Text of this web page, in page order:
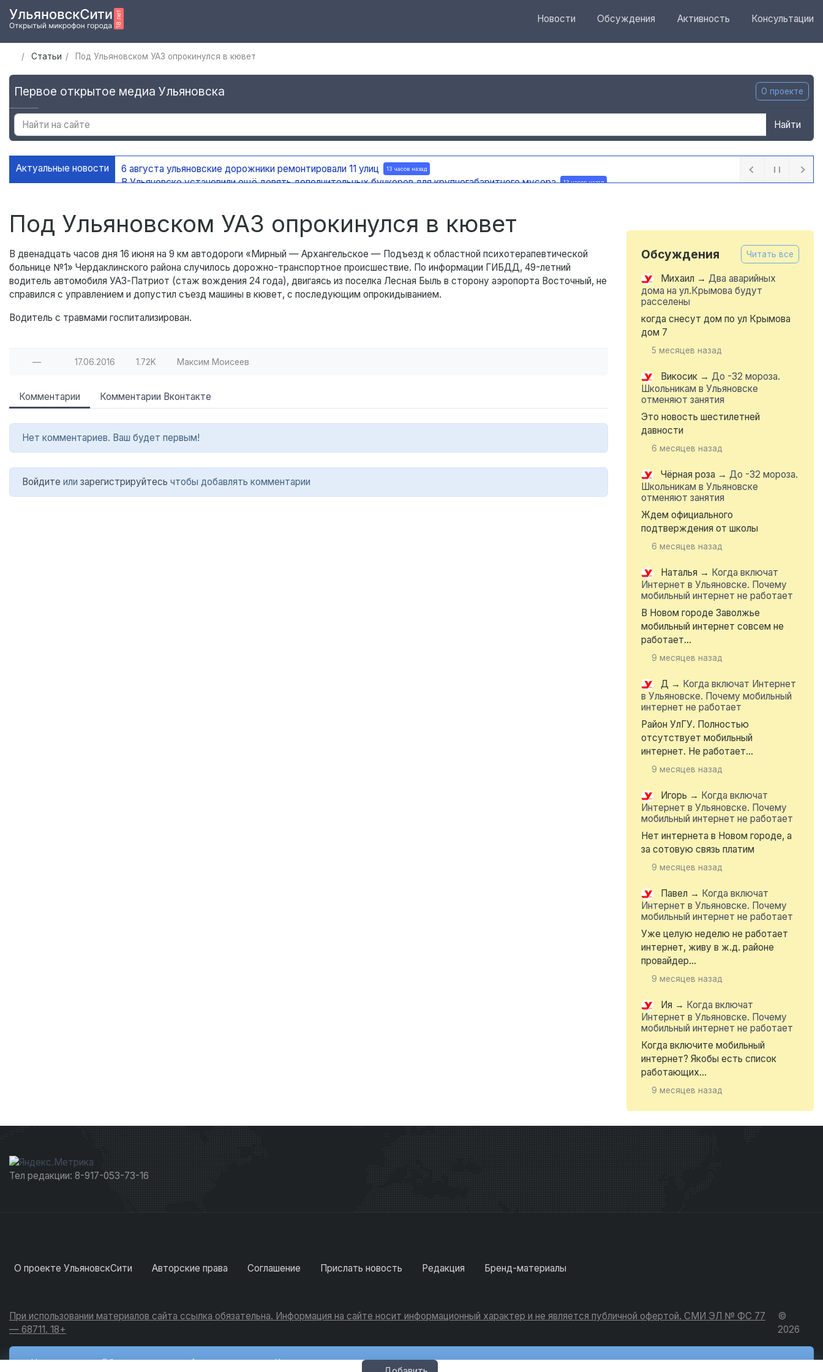
Новости Обсуждения Активность Консультации
Статьи Под Ульяновском УАЗ опрокинулся в кювет
Первое открытое медиа Ульяновска О проекте
Найти
Актуальные новости 6 августа ульяновские дорожники ремонтировали 11 улиц 13 часов назад
В Ульяновске установили ещё девять дополнительных бункеров для крупногабаритного мусора 13 часов назад
Под Ульяновском УАЗ опрокинулся в кювет
В двенадцать часов дня 16 июня на 9 км автодороги «Мирный — Архангельское — Подъезд к областной психотерапевтической
больнице №1» Чердаклинского района случилось дорожно-транспортное происшествие. По информации ГИБДД, 49-летний
водитель автомобиля УАЗ-Патриот (стаж вождения 24 года), двигаясь из поселка Лесная Быль в сторону аэропорта Восточный, не
справился с управлением и допустил съезд машины в кювет, с последующим опрокидыванием.
Водитель с травмами госпитализирован.
— 17.06.2016 1.72K Максим Моисеев
Комментарии Комментарии Вконтакте
Нет комментариев. Ваш будет первым!
Войдите или зарегистрируйтесь чтобы добавлять комментарии
Обсуждения Читать все
Михаил → Два аварийных
дома на ул.Крымова будут
расселены
когда снесут дом по ул Крымова
дом 7
5 месяцев назад
Викосик → До -32 мороза.
Школьникам в Ульяновске
отменяют занятия
Это новость шестилетней
давности
6 месяцев назад
Чёрная роза → До -32 мороза.
Школьникам в Ульяновске
отменяют занятия
Ждем официального
подтверждения от школы
6 месяцев назад
Наталья → Когда включат
Интернет в Ульяновске. Почему
мобильный интернет не работает
В Новом городе Заволжье
мобильный интернет совсем не
работает...
9 месяцев назад
Д → Когда включат Интернет
в Ульяновске. Почему мобильный
интернет не работает
Район УлГУ. Полностью
отсутствует мобильный
интернет. Не работает...
9 месяцев назад
Игорь → Когда включат
Интернет в Ульяновске. Почему
мобильный интернет не работает
Нет интернета в Новом городе, а
за сотовую связь платим
9 месяцев назад
Павел → Когда включат
Интернет в Ульяновске. Почему
мобильный интернет не работает
Уже целую неделю не работает
интернет, живу в ж.д. районе
провайдер...
9 месяцев назад
Ия → Когда включат
Интернет в Ульяновске. Почему
мобильный интернет не работает
Когда включите мобильный
интернет? Якобы есть список
работающих...
9 месяцев назад
Тел редакции: 8-917-053-73-16
О проекте УльяновскСити Авторские права Соглашение Прислать новость Редакция Бренд-материалы
При использовании материалов сайта ссылка обязательна. Информация на сайте носит информационный характер и не является публичной офертой. СМИ ЭЛ № ФС 77
— 68711. 18+
©
2026
Новости Обсуждения Активность Консультации